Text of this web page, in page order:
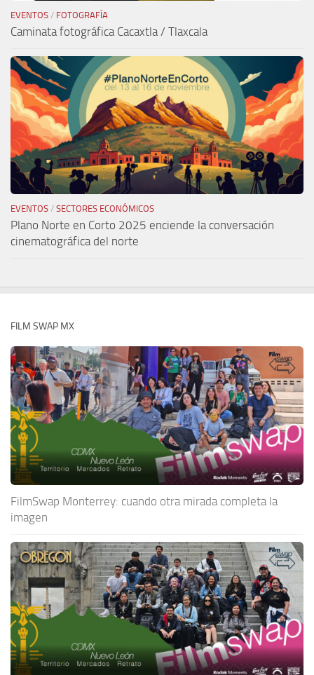
EVENTOS / FOTOGRAFÍA
Caminata fotográfica Cacaxtla / Tlaxcala
EVENTOS / SECTORES ECONÓMICOS
Plano Norte en Corto 2025 enciende la conversación
cinematográfica del norte
FILM SWAP MX
FilmSwap Monterrey: cuando otra mirada completa la
imagen